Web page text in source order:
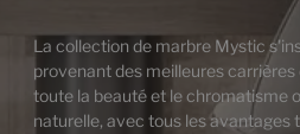
La collection de marbre Mystic
provenant des meilleures
toute la beauté et le chromatisme
naturelle, avec tous les avantages